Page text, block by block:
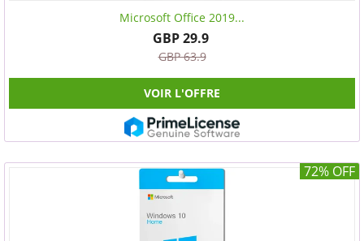
Microsoft Office 2019...
GBP 29.9
GBP 63.9
VOIR L'OFFRE
72% OFF